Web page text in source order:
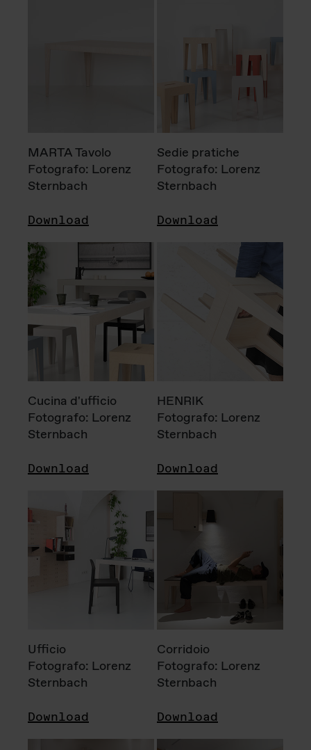
MARTA Tavolo
Fotografo: Lorenz
Sternbach
Download
Sedie pratiche
Fotografo: Lorenz
Sternbach
Download
Cucina d'ufficio
Fotografo: Lorenz
Sternbach
Download
HENRIK
Fotografo: Lorenz
Sternbach
Download
Ufficio
Fotografo: Lorenz
Sternbach
Download
Corridoio
Fotografo: Lorenz
Sternbach
Download